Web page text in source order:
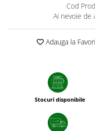
Cod
Ai nevoie de
Adauga la
Stocuri disponibile